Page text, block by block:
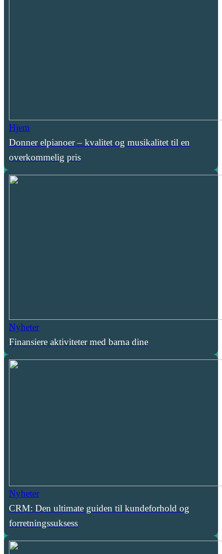
Hjem
Donner elpianoer – kvalitet og musikalitet til en
overkommelig pris
Nyheter
Finansiere aktiviteter med barna dine
Nyheter
CRM: Den ultimate guiden til kundeforhold og
forretningssuksess